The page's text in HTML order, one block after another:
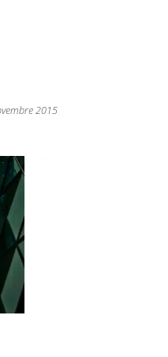
2015